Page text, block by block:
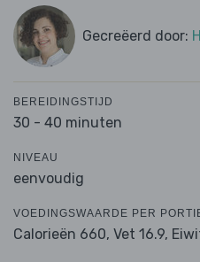
Gecreëerd door:
BEREIDINGSTIJD
30 - 40 minuten
NIVEAU
eenvoudig
VOEDINGSWAARDE PER
Calorieën 660, Vet 16.9,